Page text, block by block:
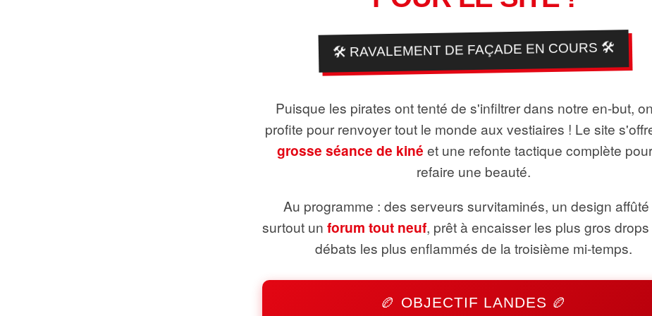
🛠️ RAVALEMENT DE FAÇADE EN COURS 🛠️
Puisque les pirates ont tenté de s'infiltrer dans notre en-but,
profite pour renvoyer tout le monde aux vestiaires ! Le site
grosse séance de kiné et une refonte tactique complète
refaire une beauté.
Au programme : des serveurs survitaminés, un design
surtout un forum tout neuf, prêt à encaisser les plus gros
débats les plus enflammés de la troisième mi-temps.
🏉 OBJECTIF LANDES 🏉